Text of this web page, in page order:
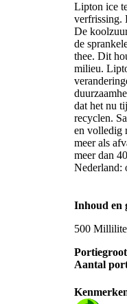
Lipton ice
verfrissing.
De
de
thee. Dit
milieu.
dat het nu
recyclen.
en volledig
meer als
meer dan
Nederland:
Inhoud en
500
Aantal